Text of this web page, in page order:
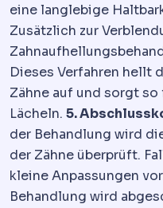
eine langlebige
Zusätzlich zur
Dieses Verfahren hellt
Zähne auf und sorgt
Lächeln. 5.
der Behandlung wird
der Zähne überprüft.
kleine Anpassungen
Behandlung wird